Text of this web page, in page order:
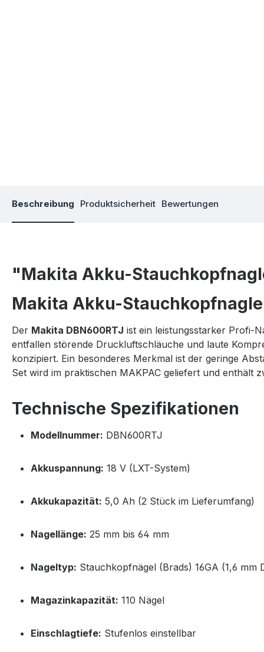
Beschreibung Produktsicherheit Bewertungen
"Makita Akku-
Makita Akku-
Der Makita DBN600RTJ ist ein leistungsstarker Profi-
entfallen störende Druckluftschläuche und laute
konzipiert. Ein besonderes Merkmal ist der geringe
Set wird im praktischen MAKPAC geliefert und enthält
Technische Spezifikationen
Modellnummer: DBN600RTJ
Akkuspannung: 18 V (LXT-System)
Akkukapazität: 5,0 Ah (2 Stück im Lieferumfang)
Nagellänge: 25 mm bis 64 mm
Nageltyp: Stauchkopfnägel (Brads) 16GA (1,6 mm
Magazinkapazität: 110 Nägel
Einschlagtiefe: Stufenlos einstellbar